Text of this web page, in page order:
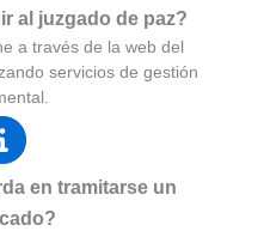
al juzgado de paz?
a través de la web del
servicios de gestión
en tramitarse un